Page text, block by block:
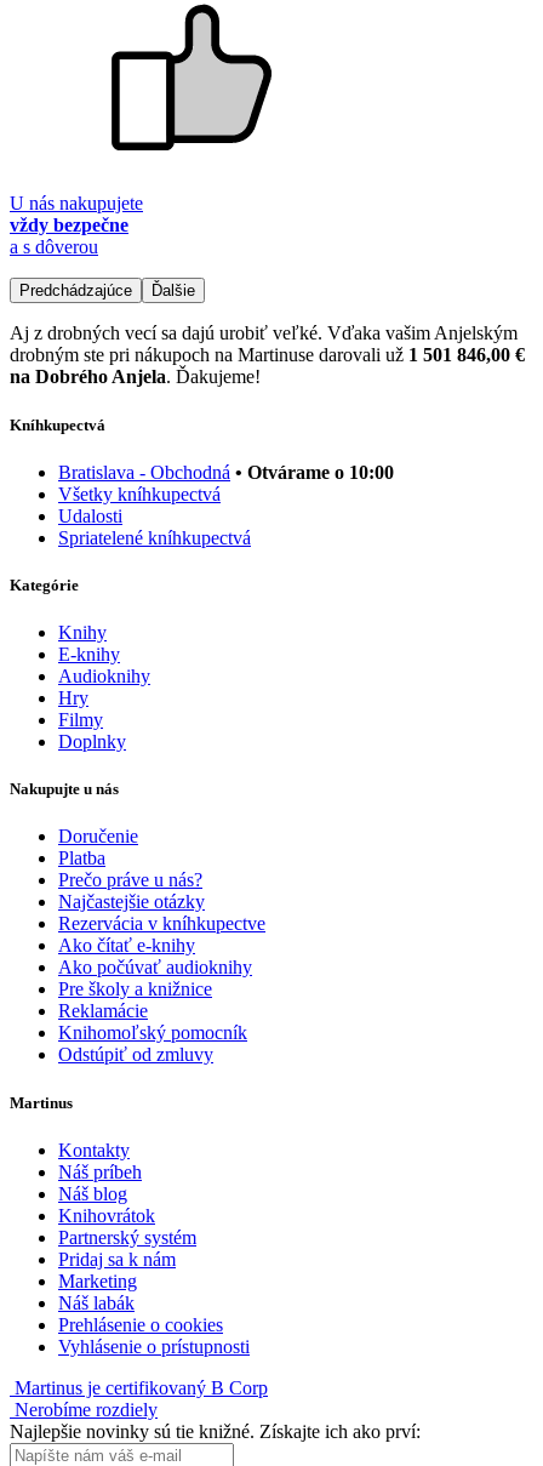
U nás nakupujete
vždy bezpečne
a s dôverou
Predchádzajúce Ďalšie
Aj z drobných vecí sa dajú urobiť veľké. Vďaka vašim Anjelským
drobným ste pri nákupoch na Martinuse darovali už 1 501 846,00 €
na Dobrého Anjela. Ďakujeme!
Kníhkupectvá
Bratislava - Obchodná • Otvárame o 10:00
Všetky kníhkupectvá
Udalosti
Spriatelené kníhkupectvá
Kategórie
Knihy
E-knihy
Audioknihy
Hry
Filmy
Doplnky
Nakupujte u nás
Doručenie
Platba
Prečo práve u nás?
Najčastejšie otázky
Rezervácia v kníhkupectve
Ako čítať e-knihy
Ako počúvať audioknihy
Pre školy a knižnice
Reklamácie
Knihomoľský pomocník
Odstúpiť od zmluvy
Martinus
Kontakty
Náš príbeh
Náš blog
Knihovrátok
Partnerský systém
Pridaj sa k nám
Marketing
Náš labák
Prehlásenie o cookies
Vyhlásenie o prístupnosti
Martinus je certifikovaný B Corp
Nerobíme rozdiely
Najlepšie novinky sú tie knižné. Získajte ich ako prví: